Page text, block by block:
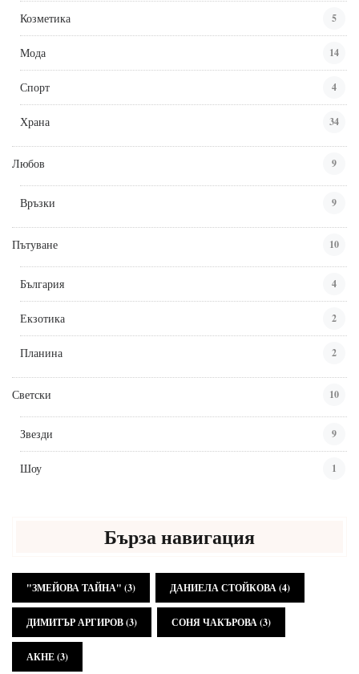
Козметика 5
Мода 14
Спорт 4
Храна 34
Любов 9
Връзки 9
Пътуване 10
България 4
Екзотика 2
Планина 2
Светски 10
Звезди 9
Шоу 1
Бърза навигация
"ЗМЕЙОВА ТАЙНА" (3) ДАНИЕЛА СТОЙКОВА(4)
ДИМИТЪР АРГИРОВ(3) СОНЯ ЧАКЪРОВА(3)
АКНЕ(3)